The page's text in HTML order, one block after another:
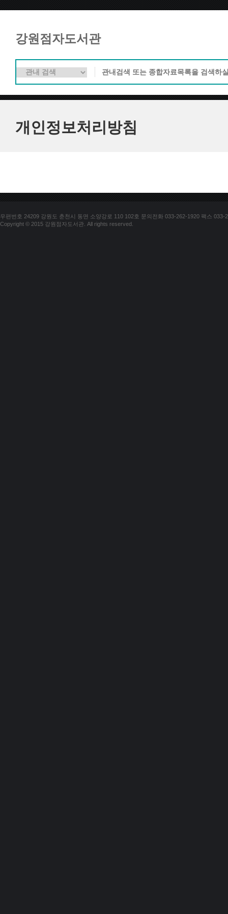
강원점자도서관
개인정보처리방침
우편번호 24209 강원도 춘천시 동면 소양강로 110 102호 문의전화 033-262-1920 팩스 033-
Copyright © 2015 강원점자도서관. All rights reserved.